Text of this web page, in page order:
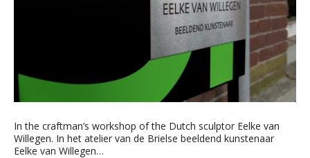
In the craftman’s workshop of the Dutch sculptor Eelke van
Willegen. In het atelier van de Brielse beeldend kunstenaar
Eelke van Willegen…